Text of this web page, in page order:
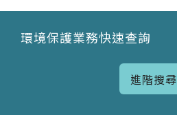
環境保護業務快速查詢
進階搜尋